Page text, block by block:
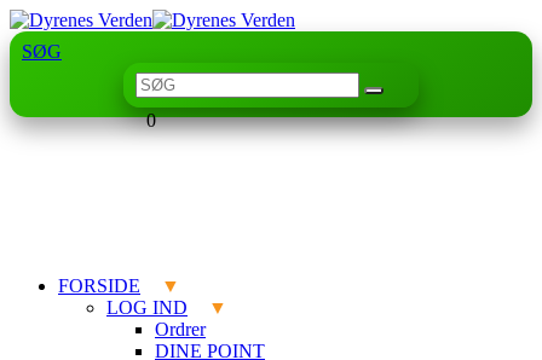
SØG
0
FORSIDE
LOG IND
Ordrer
DINE POINT